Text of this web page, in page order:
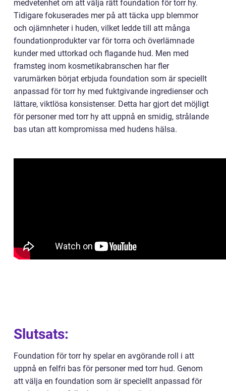
medvetenhet om att välja rätt foundation för torr hy.
Tidigare fokuserades mer på att täcka upp blemmor
och ojämnheter i huden, vilket ledde till att många
foundationprodukter var för torra och överlämnade
kunder med uttorkad och flagande hud. Men med
framsteg inom kosmetikabranschen har fler
varumärken börjat erbjuda foundation som är speciellt
anpassad för torr hy med fuktgivande ingredienser och
lättare, viktlösa konsistenser. Detta har gjort det möjligt
för personer med torr hy att uppnå en smidig, strålande
bas utan att kompromissa med hudens hälsa.
Slutsats:
Foundation för torr hy spelar en avgörande roll i att
uppnå en felfri bas för personer med torr hud. Genom
att välja en foundation som är speciellt anpassad för